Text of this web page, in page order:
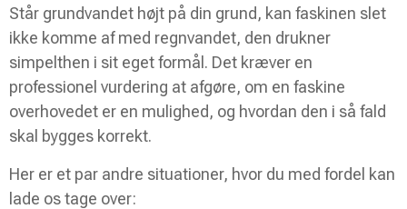
Står grundvandet højt på din grund, kan faskinen slet
ikke komme af med regnvandet, den drukner
simpelthen i sit eget formål. Det kræver en
professionel vurdering at afgøre, om en faskine
overhovedet er en mulighed, og hvordan den i så fald
skal bygges korrekt.
Her er et par andre situationer, hvor du med fordel kan
lade os tage over: